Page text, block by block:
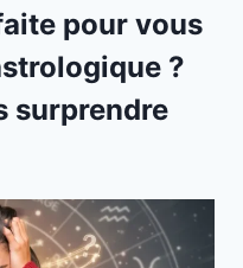
pour vous
?
surprendre